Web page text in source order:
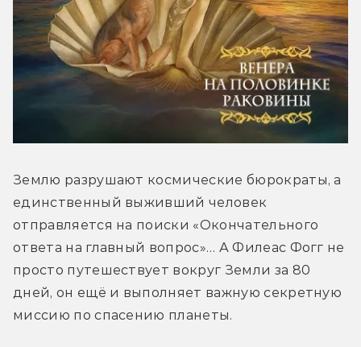
Землю разрушают космические бюрократы, а
единственный выживший человек
отправляется на поиски «Окончательного
ответа на главный вопрос»… А Филеас Фогг не
просто путешествует вокруг Земли за 80
дней, он ещё и выполняет важную секретную
миссию по спасению планеты.